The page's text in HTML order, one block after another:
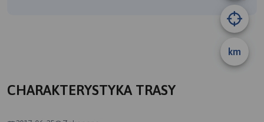
km
CHARAKTERYSTYKA TRASY